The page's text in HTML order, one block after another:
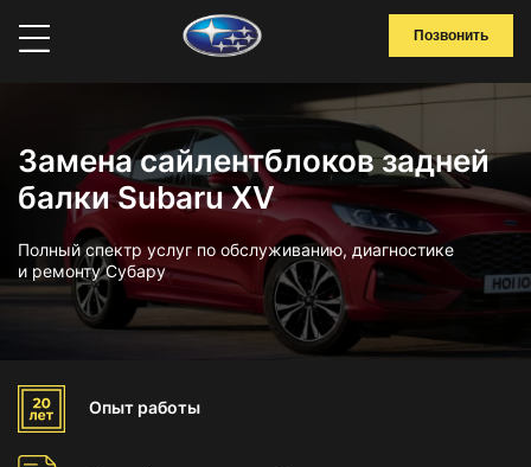
Позвонить
Замена сайлентблоков задней
балки Subaru XV
Полный спектр услуг по обслуживанию, диагностике
и ремонту Субару
Опыт работы